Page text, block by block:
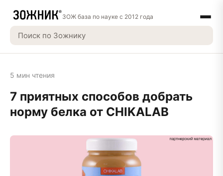
ЗОЖ база по науке с 2012 года
5 мин чтения
7 приятных способов добрать
норму белка от CHIKALAB